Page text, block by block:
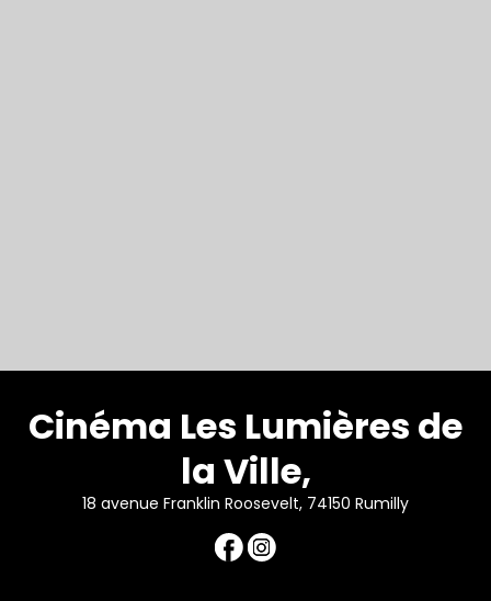
Cinéma Les Lumières de
la Ville,
18 avenue Franklin Roosevelt, 74150 Rumilly